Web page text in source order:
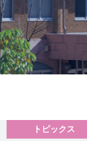
トピックス